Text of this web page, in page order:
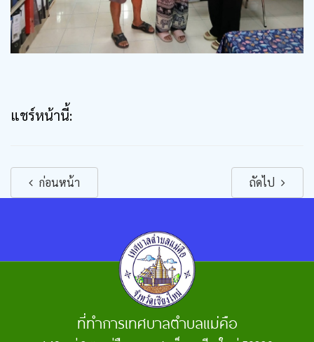
แชร์หน้านี้:
ก่อนหน้า ถัดไป
ที่ทำการเทศบาลตำบลแม่คือ